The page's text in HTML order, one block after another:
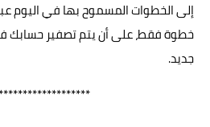
خطوة فقط، على أن يتم تصفير حسابك
جديد.